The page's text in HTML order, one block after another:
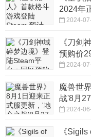
2024年
2024-
《刀剑
预购价
2024-
魔兽世
战'8月
2024-
《